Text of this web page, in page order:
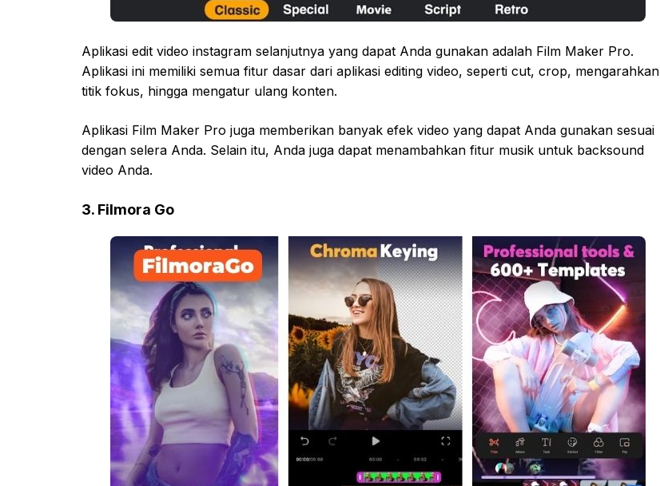
Aplikasi edit video instagram selanjutnya yang dapat Anda gunakan adalah Film Maker Pro.
Aplikasi ini memiliki semua fitur dasar dari aplikasi editing video, seperti cut, crop, mengarahkan
titik fokus, hingga mengatur ulang konten.
Aplikasi Film Maker Pro juga memberikan banyak efek video yang dapat Anda gunakan sesuai
dengan selera Anda. Selain itu, Anda juga dapat menambahkan fitur musik untuk backsound
video Anda.
3. Filmora Go